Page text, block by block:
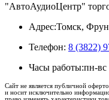
"АвтоАудиоЦентр"
Адрес:Томск,
Телефон: 8 (3822)
Часы работы:пн-вс
Сайт не является публичной
и носит исключительно